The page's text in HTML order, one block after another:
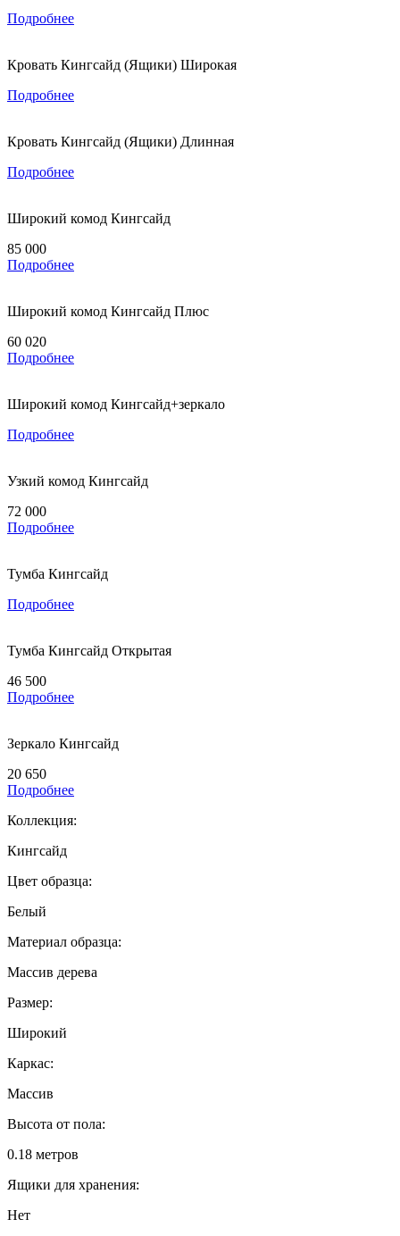
Подробнее
Кровать Кингсайд (Ящики) Широкая
Подробнее
Кровать Кингсайд (Ящики) Длинная
Подробнее
Широкий комод Кингсайд
85 000
Подробнее
Широкий комод Кингсайд Плюс
60 020
Подробнее
Широкий комод Кингсайд+зеркало
Подробнее
Узкий комод Кингсайд
72 000
Подробнее
Тумба Кингсайд
Подробнее
Тумба Кингсайд Открытая
46 500
Подробнее
Зеркало Кингсайд
20 650
Подробнее
Коллекция:
Кингсайд
Цвет образца:
Белый
Материал образца:
Массив дерева
Размер:
Широкий
Каркас:
Массив
Высота от пола:
0.18 метров
Ящики для хранения:
Нет